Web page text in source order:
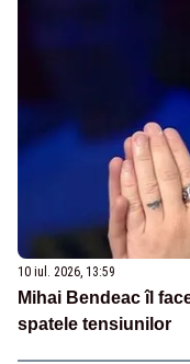
10 iul. 2026, 13:59
Mihai Bendeac îl
spatele tensiunilor